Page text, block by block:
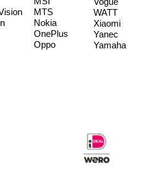
MTS
Nokia
OnePlus
Oppo
WATT
Xiaomi
Yanec
Yamaha